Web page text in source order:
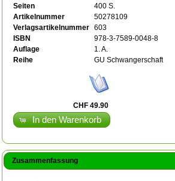
Seiten
400 S.
Artikelnummer
50278109
Verlagsartikelnummer
603
ISBN
978-3-7589-0048-8
Auflage
1. A.
Reihe
GU Schwangerschaft
CHF 49.90
In den Warenkorb
Zusammenfassung